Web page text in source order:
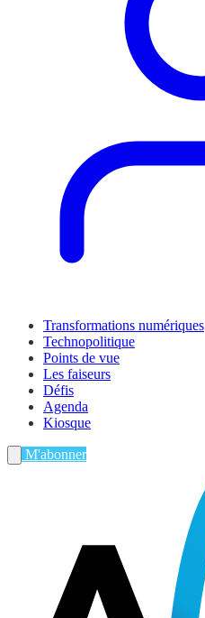
Transformations numériques
Technopolitique
Points de vue
Les faiseurs
Défis
Agenda
Kiosque
M'abonner